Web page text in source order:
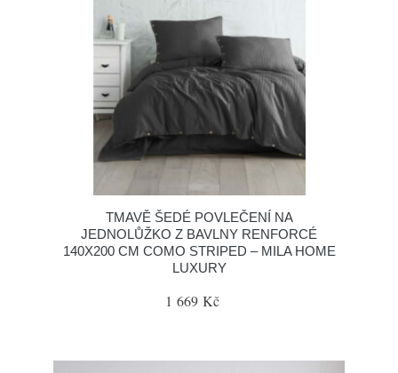
TMAVĚ ŠEDÉ POVLEČENÍ NA
JEDNOLŮŽKO Z BAVLNY RENFORCÉ
140X200 CM COMO STRIPED – MILA HOME
LUXURY
1 669 Kč